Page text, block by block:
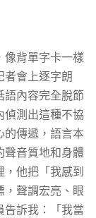
像背單字卡一樣
者會上逐字朗
語內容完全脫節
偵測出這種不協
的傳遞，語言本
聲音質地和身體
他把「我感到
，聲調宏亮、眼
告訴我：「我當